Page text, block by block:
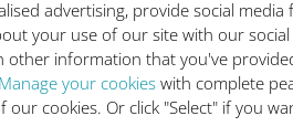
advertising, provide social
your use of our site with our
other information that you've
Manage your cookies with complete
our cookies. Or click "Select" if you
为什么Ubigi国际